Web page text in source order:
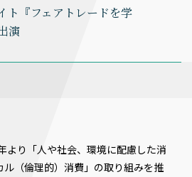
ト『フェアトレードを学
演
より「人や社会、環境に配慮した消
（倫理的）消費」の取り組みを推